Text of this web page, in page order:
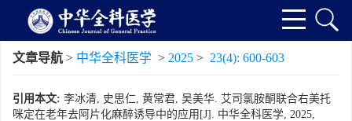
文章导航 > 中华全科医学 > 2025 > 23(4): 600-603
引用本文: 李冰清, 史思仁, 黄常君, 吴美华. 艾司氯胺酮联合右美托
咪定在老年去阿片化麻醉诱导中的应用[J]. 中华全科医学, 2025,